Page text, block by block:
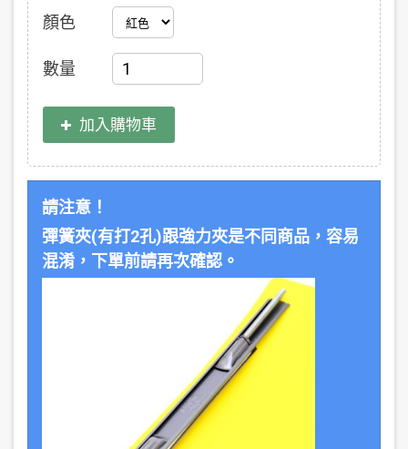
顏色
數量
加入購物車
請注意！
彈簧夾(有打2孔)跟強力夾是不同商品，容易
混淆，下單前請再次確認。